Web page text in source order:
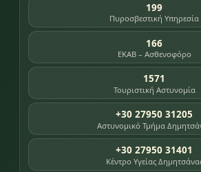
199
Πυροσβεστική Υπηρεσία
166
ΕΚΑΒ – Ασθενοφόρο
1571
Τουριστική Αστυνομία
+30 27950 31205
Αστυνομικό Τμήμα
+30 27950 31401
Κέντρο Υγείας